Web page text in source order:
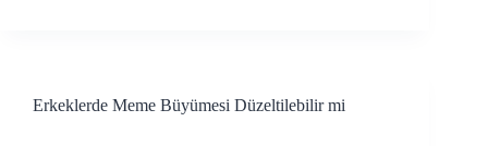
Erkeklerde Meme Büyümesi Düzeltilebilir mi